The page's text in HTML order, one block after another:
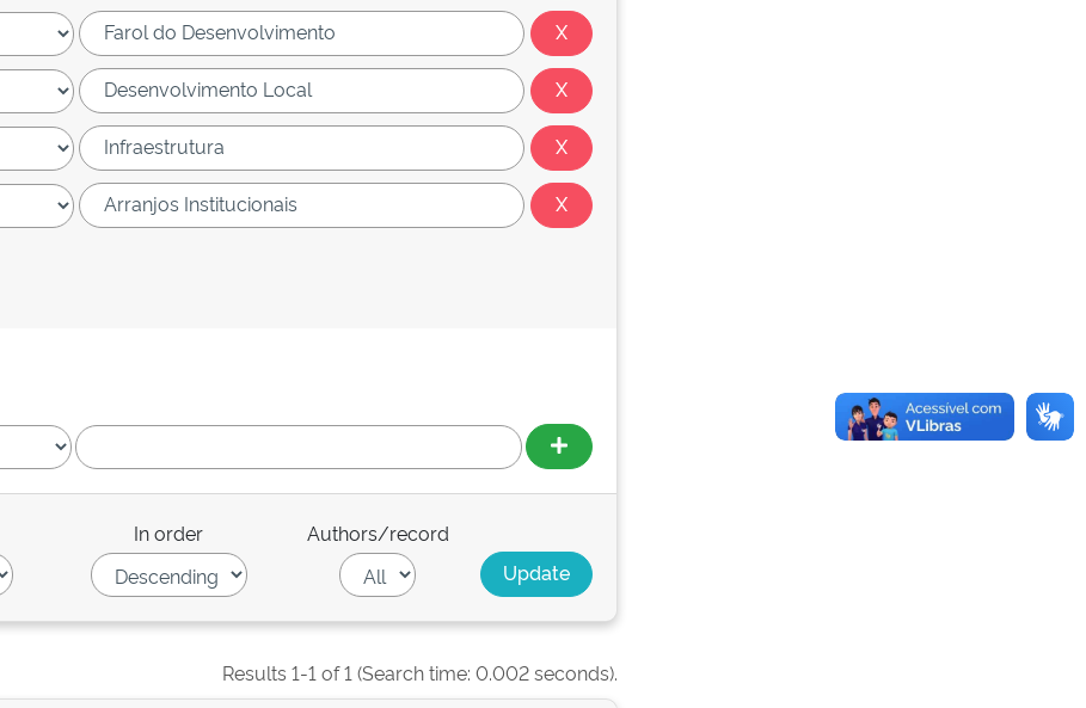
In order Authors/record
Results 1-1 of 1 (Search time: 0.002 seconds).